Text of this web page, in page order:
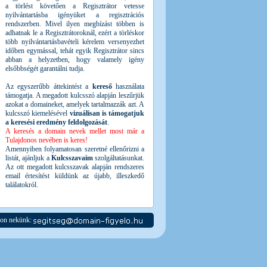
a törlést követően a Regisztrátor vetesse
nyilvántartásba igényüket a regisztrációs
rendszerben. Mivel ilyen megbízást többen is
adhatnak le a Regisztrátoroknál, ezért a törléskor
több nyilvántartásbavételi kérelem versenyezhet
időben egymással, tehát egyik Regisztrátor sincs
abban a helyzetben, hogy valamely igény
elsőbbségét garantálni tudja.
Az egyszerűbb áttekintést a keresőhasználata
támogatja. A megadott kulcsszó alapján leszűrjük
azokat a domaineket, amelyek tartalmazzák azt. A
kulcsszó kiemelésével vizuálisan is támogatjuk
a keresési eredmény feldolgozását.
A keresés a domain nevek mellet most már a
Tulajdonos nevében is keres!
Amennyiben folyamatosan szeretné ellenőrizni a
listát, ajánljuk a Kulcsszavaimszolgáltatásunkat.
Az ott megadott kulcsszavak alapján rendszeres
email értesítést küldünk az újabb, illeszkedő
találatokról.
nekünk: